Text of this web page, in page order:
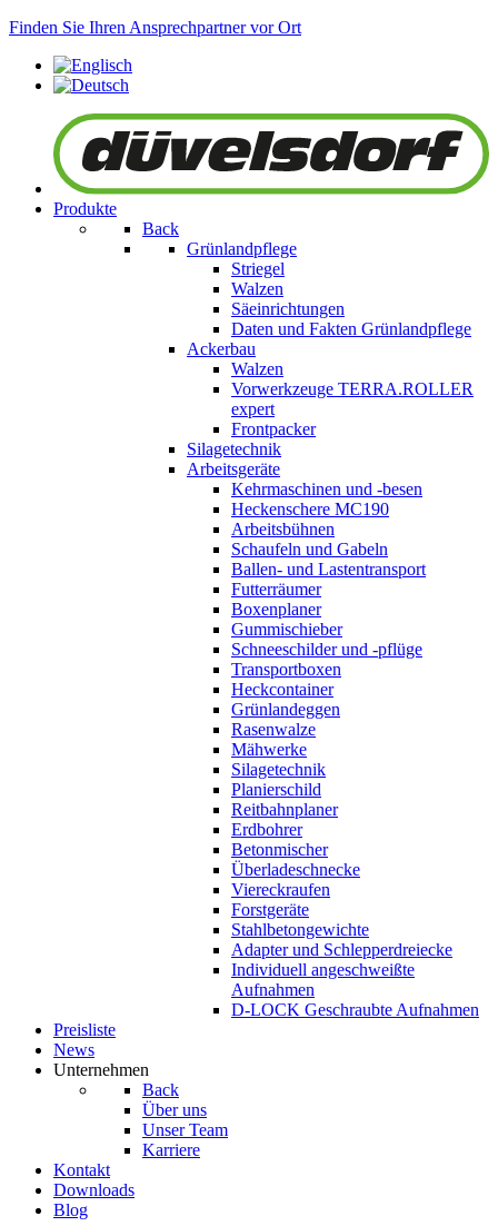
Finden Sie Ihren Ansprechpartner vor Ort
Produkte
Back
Grünlandpflege
Striegel
Walzen
Säeinrichtungen
Daten und Fakten Grünlandpflege
Ackerbau
Walzen
Vorwerkzeuge TERRA.ROLLER
expert
Frontpacker
Silagetechnik
Arbeitsgeräte
Kehrmaschinen und -besen
Heckenschere MC190
Arbeitsbühnen
Schaufeln und Gabeln
Ballen- und Lastentransport
Futterräumer
Boxenplaner
Gummischieber
Schneeschilder und -pflüge
Transportboxen
Heckcontainer
Grünlandeggen
Rasenwalze
Mähwerke
Silagetechnik
Planierschild
Reitbahnplaner
Erdbohrer
Betonmischer
Überladeschnecke
Viereckraufen
Forstgeräte
Stahlbetongewichte
Adapter und Schlepperdreiecke
Individuell angeschweißte
Aufnahmen
D-LOCK Geschraubte Aufnahmen
Preisliste
News
Unternehmen
Back
Über uns
Unser Team
Karriere
Kontakt
Downloads
Blog